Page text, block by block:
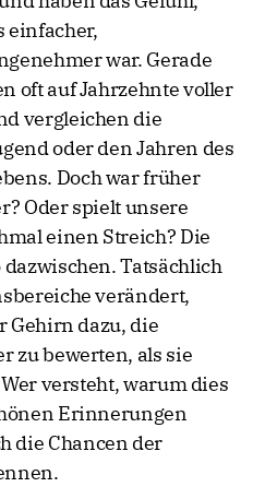
einfacher,
war. Gerade
oft auf Jahrzehnte voller
vergleichen die
oder den Jahren des
Doch war früher
Oder spielt unsere
einen Streich? Die
Tatsächlich
verändert,
Gehirn dazu, die
zu bewerten, als sie
versteht, warum dies
Erinnerungen
die Chancen der